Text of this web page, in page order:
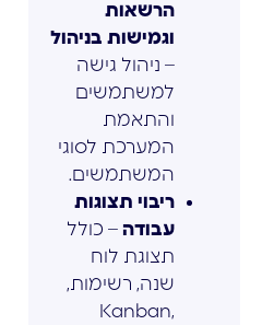
הרשאות
וגמישות בניהול
– ניהול גישה
למשתמשים
והתאמת
המערכת לסוגי
המשתמשים.
ריבוי תצוגות
עבודה – כולל
תצוגת לוח
שנה, רשימות,
Kanban,